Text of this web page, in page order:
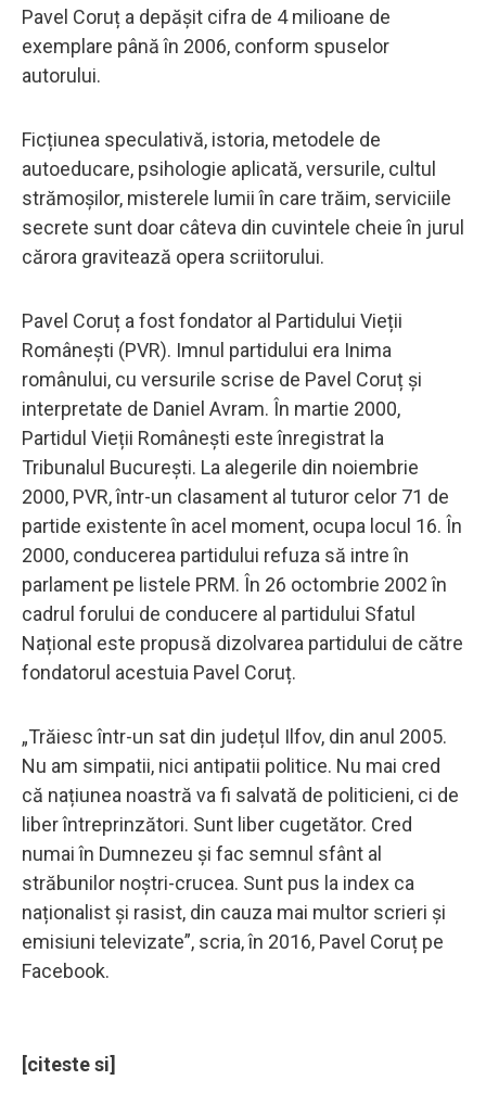
Pavel Coruț a depășit cifra de 4 milioane de
exemplare până în 2006, conform spuselor
autorului.
Ficțiunea speculativă, istoria, metodele de
autoeducare, psihologie aplicată, versurile, cultul
strămoșilor, misterele lumii în care trăim, serviciile
secrete sunt doar câteva din cuvintele cheie în jurul
cărora gravitează opera scriitorului.
Pavel Coruț a fost fondator al Partidului Vieții
Românești (PVR). Imnul partidului era Inima
românului, cu versurile scrise de Pavel Coruț și
interpretate de Daniel Avram. În martie 2000,
Partidul Vieții Românești este înregistrat la
Tribunalul București. La alegerile din noiembrie
2000, PVR, într-un clasament al tuturor celor 71 de
partide existente în acel moment, ocupa locul 16. În
2000, conducerea partidului refuza să intre în
parlament pe listele PRM. În 26 octombrie 2002 în
cadrul forului de conducere al partidului Sfatul
Național este propusă dizolvarea partidului de către
fondatorul acestuia Pavel Coruț.
„Trăiesc într-un sat din județul Ilfov, din anul 2005.
Nu am simpatii, nici antipatii politice. Nu mai cred
că națiunea noastră va fi salvată de politicieni, ci de
liber întreprinzători. Sunt liber cugetător. Cred
numai în Dumnezeu și fac semnul sfânt al
străbunilor noștri-crucea. Sunt pus la index ca
naționalist și rasist, din cauza mai multor scrieri și
emisiuni televizate”, scria, în 2016, Pavel Coruț pe
Facebook.
[citeste si]